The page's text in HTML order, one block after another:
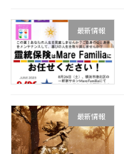
最新情報
最新情報